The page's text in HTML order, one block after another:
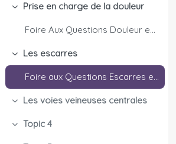
Replier
Prise en charge de la douleur
Foire Aux Questions Douleur en cancérologie
Replier
Les escarres
Foire aux Questions Escarres en cancérologie
Replier
Les voies veineuses centrales
Replier
Topic 4